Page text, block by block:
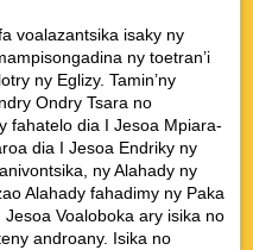
voalazantsika isaky ny
ny toetran’i
ny Eglizy. Tamin’ny
Ondry Tsara no
fahatelo dia I Jesoa Mpiara-
dia I Jesoa Endriky ny
ny Alahady ny
Alahady fahadimy ny Paka
Voaloboka ary isika no
androany. Isika no